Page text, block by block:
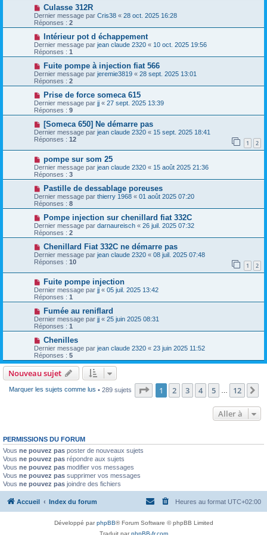
Culasse 312R
Dernier message par Cris38 « 28 oct. 2025 16:28
Réponses : 2
Intérieur pot d échappement
Dernier message par jean claude 2320 « 10 oct. 2025 19:56
Réponses : 1
Fuite pompe à injection fiat 566
Dernier message par jeremie3819 « 28 sept. 2025 13:01
Réponses : 2
Prise de force someca 615
Dernier message par jj « 27 sept. 2025 13:39
Réponses : 9
[Someca 650] Ne démarre pas
Dernier message par jean claude 2320 « 15 sept. 2025 18:41
Réponses : 12 1 2
pompe sur som 25
Dernier message par jean claude 2320 « 15 août 2025 21:36
Réponses : 3
Pastille de dessablage poreuses
Dernier message par thierry 1968 « 01 août 2025 07:20
Réponses : 8
Pompe injection sur chenillard fiat 332C
Dernier message par darnaureisch « 26 juil. 2025 07:32
Réponses : 2
Chenillard Fiat 332C ne démarre pas
Dernier message par jean claude 2320 « 08 juil. 2025 07:48
Réponses : 10 1 2
Fuite pompe injection
Dernier message par jj « 05 juil. 2025 13:42
Réponses : 1
Fumée au reniflard
Dernier message par jj « 25 juin 2025 08:31
Réponses : 1
Chenilles
Dernier message par jean claude 2320 « 23 juin 2025 11:52
Réponses : 5
Nouveau sujet
Marquer les sujets comme lus • 289 sujets Page 1sur12
1 2 3 4 5 12
Aller à
PERMISSIONS DU FORUM
Vous ne pouvez pas poster de nouveaux sujets
Vous ne pouvez pas répondre aux sujets
Vous ne pouvez pas modifier vos messages
Vous ne pouvez pas supprimer vos messages
Vous ne pouvez pas joindre des fichiers
Accueil Index du forum Heures au format UTC+02:00
Développé parphpBB® Forum Software © phpBB Limited
Traduit parphpBB-fr.com